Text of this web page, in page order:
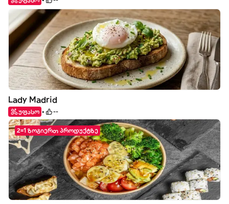
Lady Madrid
უფასო --
2=1 ზოგიერთ პროდუქტზე